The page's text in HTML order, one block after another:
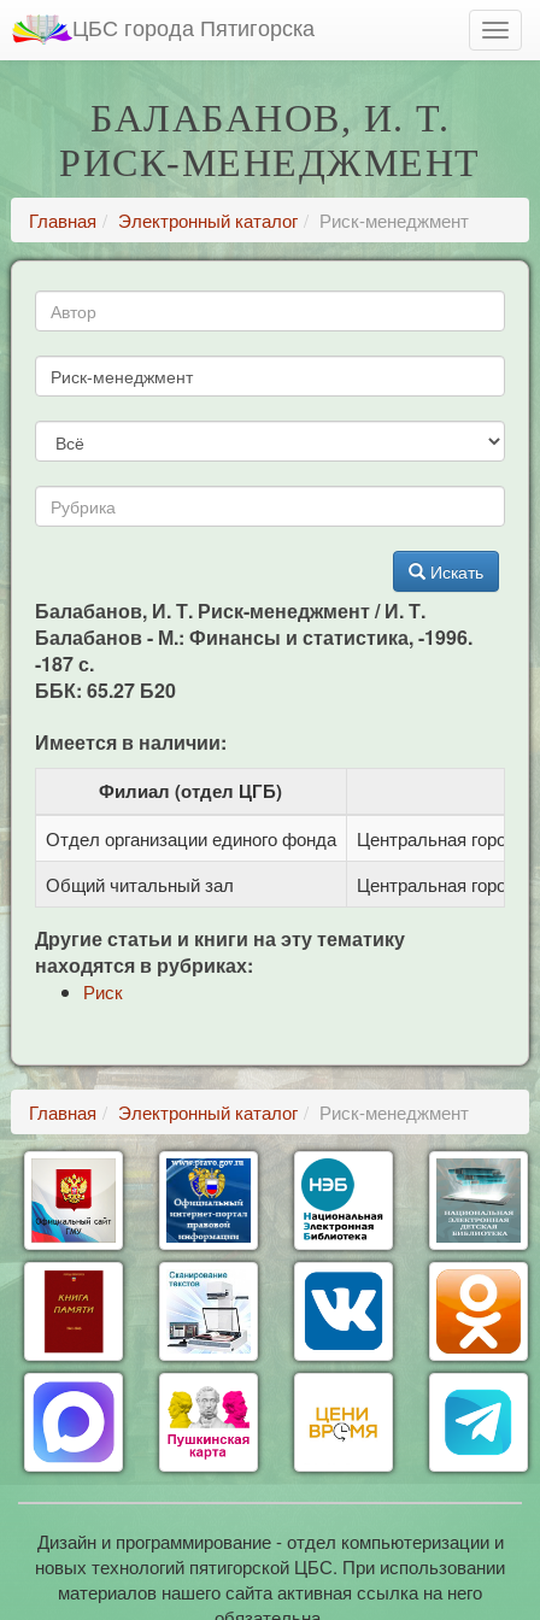
ЦБС города Пятигорска
БАЛАБАНОВ, И. Т.
РИСК-МЕНЕДЖМЕНТ
Главная Электронный каталог Риск-менеджмент
Искать
Балабанов, И. Т. Риск-менеджмент / И. Т.
Балабанов - М.: Финансы и статистика, -1996.
-187 с.
ББК: 65.27 Б20
Имеется в наличии:
Филиал (отдел ЦГБ)
Отдел организации единого фонда
Центральная
Общий читальный зал
Центральная
Другие статьи и книги на эту тематику
находятся в рубриках:
Риск
Главная Электронный каталог Риск-менеджмент
Дизайн и программирование - отдел компьютеризации и
новых технологий пятигорской ЦБС. При использовании
материалов нашего сайта активная ссылка на него